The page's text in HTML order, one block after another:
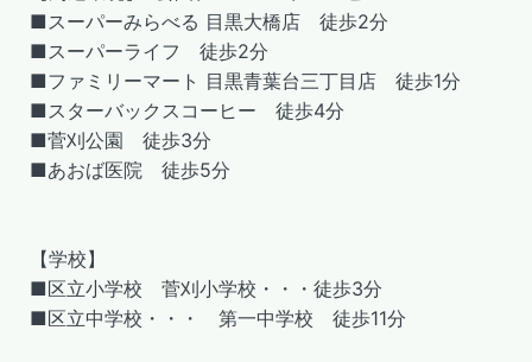
■スーパーみらべる 目黒大橋店 徒歩2分
■スーパーライフ 徒歩2分
■ファミリーマート 目黒青葉台三丁目店 徒歩1分
■スターバックスコーヒー 徒歩4分
■菅刈公園 徒歩3分
■あおば医院 徒歩5分
【学校】
■区立小学校 菅刈小学校・・・徒歩3分
■区立中学校・・・ 第一中学校 徒歩11分